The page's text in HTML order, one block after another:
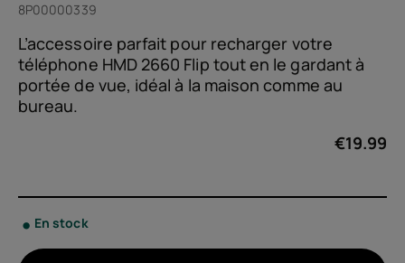
8P00000339
L’accessoire parfait pour recharger votre
téléphone HMD 2660 Flip tout en le gardant à
portée de vue, idéal à la maison comme au
bureau.
€19.99
En stock